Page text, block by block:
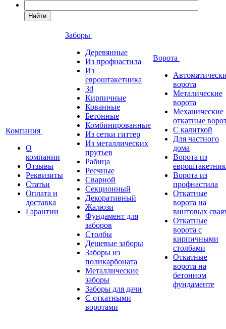
Найти
Компания
О
компании
Отзывы
Реквизиты
Статьи
Оплата и
доставка
Гарантии
Заборы
Деревянные
Из профнастила
Из
евроштакетника
3d
Кирпичные
Кованные
Бетонные
Комбинированные
Из сетки гиттер
Из металлических
прутьев
Рабица
Реечные
Сварной
Секционный
Декоративный
Жалюзи
Фундамент для
заборов
Столбы
Дешевые заборы
Заборы из
поликарбоната
Металлические
заборы
Заборы для дачи
С откатными
воротами
Ворота
ворота
Металические
ворота
Механические
откатные
С калиткой
Для частного
дома
Ворота из
Ворота из
профнастила
Откатные
ворота на
винтовых
Откатные
ворота с
кирпичными
столбами
Откатные
ворота на
бетонном
фундаменте